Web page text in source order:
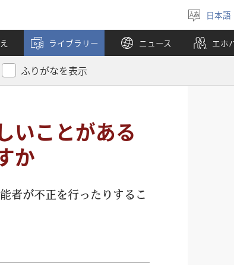
言
語
を
選
日本語
ライブラリー ニュース エホ
ふりがなを表示
いことがある
か
能者が不正を行ったりするこ